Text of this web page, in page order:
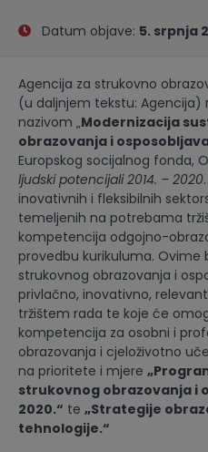
Datum objave: 5. srpnja
Agencija za strukovno
(u daljnjem tekstu: Agencija)
nazivom „Modernizacija
obrazovanja i
Europskog socijalnog fonda,
ljudski potencijali 2014. – 2020
inovativnih i fleksibilnih
temeljenih na potrebama
kompetencija odgojno-
provedbu kurikuluma. Ovime
strukovnog obrazovanja i
privlačno, inovativno,
tržištem rada te koje će
kompetencija za osobni i
obrazovanja i cjeloživotno
na prioritete i mjere
strukovnog obrazovanja i
2020.“ te „Strategije
tehnologije.“